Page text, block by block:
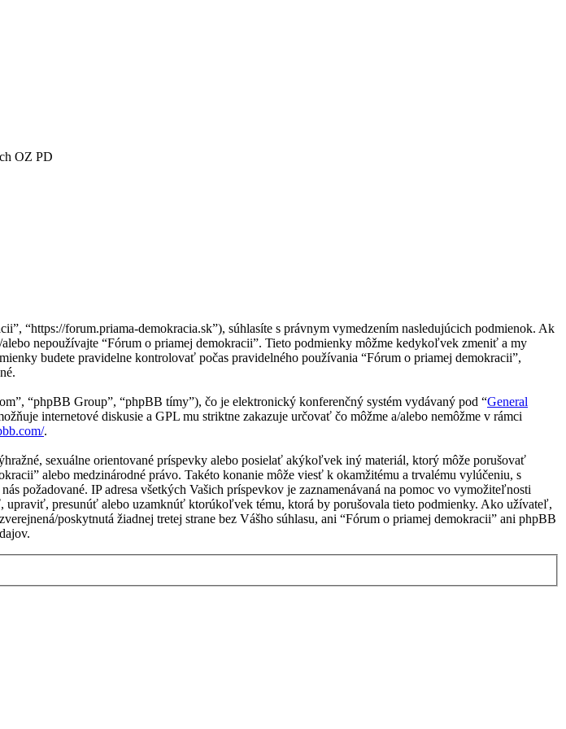
OZ PD
“https://forum.priama-demokracia.sk”), súhlasíte s právnym vymedzením nasledujúcich podmienok. Ak
nepoužívajte “Fórum o priamej demokracii”. Tieto podmienky môžme kedykoľvek zmeniť a my
budete pravidelne kontrolovať počas pravidelného používania “Fórum o priamej demokracii”,
“phpBB Group”, “phpBB tímy”), čo je elektronický konferenčný systém vydávaný pod “General
internetové diskusie a GPL mu striktne zakazuje určovať čo môžme a/alebo nemôžme v rámci
.
sexuálne orientované príspevky alebo posielať akýkoľvek iný materiál, ktorý môže porušovať
alebo medzinárodné právo. Takéto konanie môže viesť k okamžitému a trvalému vylúčeniu, s
požadované. IP adresa všetkých Vašich príspevkov je zaznamenávaná na pomoc vo vymožiteľnosti
presunúť alebo uzamknúť ktorúkoľvek tému, ktorá by porušovala tieto podmienky. Ako užívateľ,
poskytnutá žiadnej tretej strane bez Vášho súhlasu, ani “Fórum o priamej demokracii” ani phpBB